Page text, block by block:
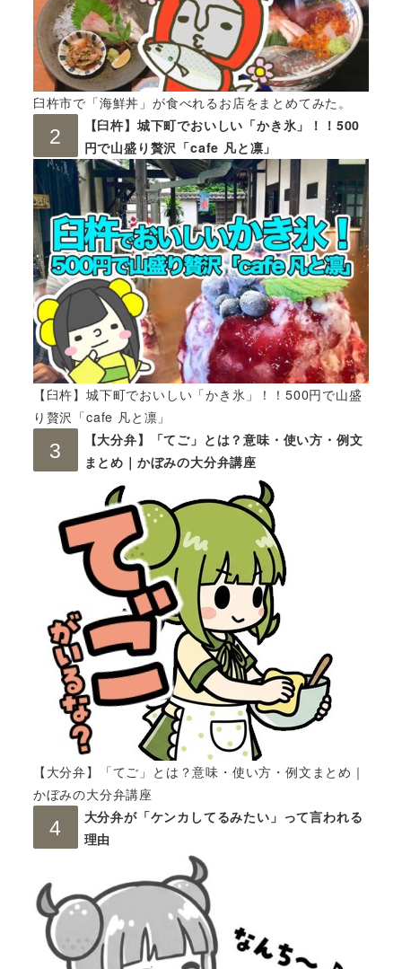
臼杵市で「海鮮丼」が食べれるお店をまとめてみた。
【臼杵】城下町でおいしい「かき氷」！！500
円で山盛り贅沢「cafe 凡と凛」
【臼杵】城下町でおいしい「かき氷」！！500円で山盛
り贅沢「cafe 凡と凛」
【大分弁】「てご」とは？意味・使い方・例文
まとめ｜かぼみの大分弁講座
【大分弁】「てご」とは？意味・使い方・例文まとめ｜
かぼみの大分弁講座
大分弁が「ケンカしてるみたい」って言われる
理由